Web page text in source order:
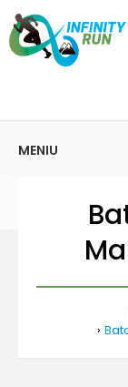
MENIU